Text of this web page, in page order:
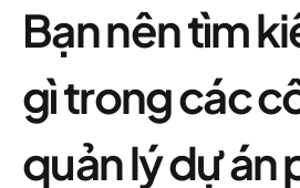
Bạn nên tìm
gì trong các
quản lý dự án